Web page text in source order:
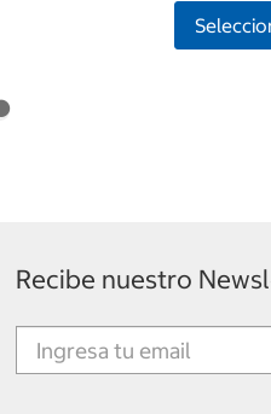
Recibe nuestro